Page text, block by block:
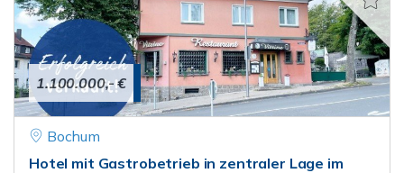
1.100.000,- €
Bochum
Hotel mit Gastrobetrieb in zentraler Lage im